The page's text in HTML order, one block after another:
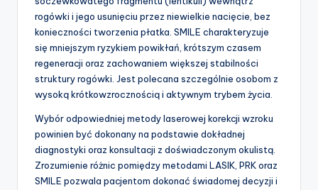
rogówki i jego usunięciu przez niewielkie nacięcie, bez
konieczności tworzenia płatka. SMILE charakteryzuje
się mniejszym ryzykiem powikłań, krótszym czasem
regeneracji oraz zachowaniem większej stabilności
struktury rogówki. Jest polecana szczególnie osobom z
wysoką krótkowzrocznością i aktywnym trybem życia.
Wybór odpowiedniej metody laserowej korekcji wzroku
powinien być dokonany na podstawie dokładnej
diagnostyki oraz konsultacji z doświadczonym okulistą.
Zrozumienie różnic pomiędzy metodami LASIK, PRK oraz
SMILE pozwala pacjentom dokonać świadomej decyzji i